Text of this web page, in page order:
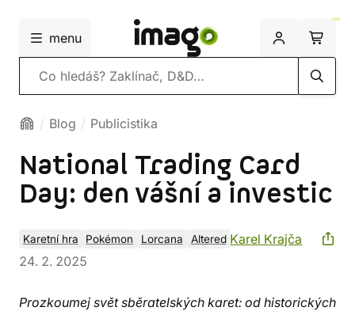
menu
Vyhledávání
Blog Publicistika
National Trading Card
Day: den vášní a investic
Karetní hra Pokémon Lorcana Altered Karel Krajča
24. 2. 2025
Prozkoumej svět sběratelských karet: od historických